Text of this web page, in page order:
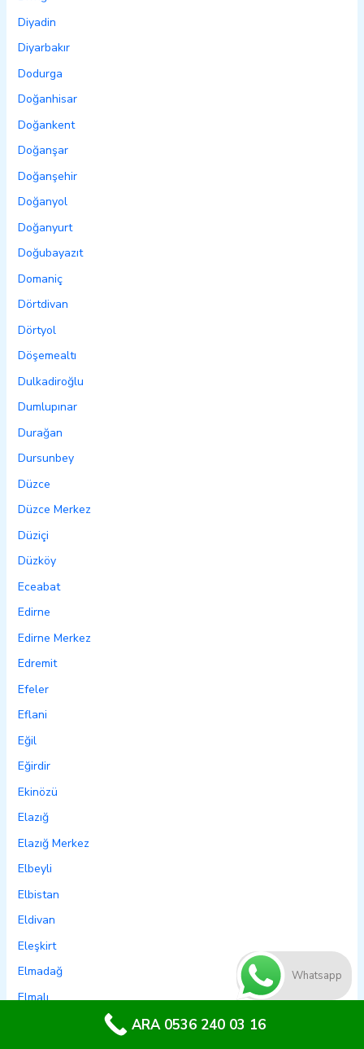
Diyadin
Diyarbakır
Dodurga
Doğanhisar
Doğankent
Doğanşar
Doğanşehir
Doğanyol
Doğanyurt
Doğubayazıt
Domaniç
Dörtdivan
Dörtyol
Döşemealtı
Dulkadiroğlu
Dumlupınar
Durağan
Dursunbey
Düzce
Düzce Merkez
Düziçi
Düzköy
Eceabat
Edirne
Edirne Merkez
Edremit
Efeler
Eflani
Eğil
Eğirdir
Ekinözü
Elazığ
Elazığ Merkez
Elbeyli
Elbistan
Eldivan
Eleşkirt
Elmadağ
Elmalı
Whatsapp
ARA 0536 240 03 16